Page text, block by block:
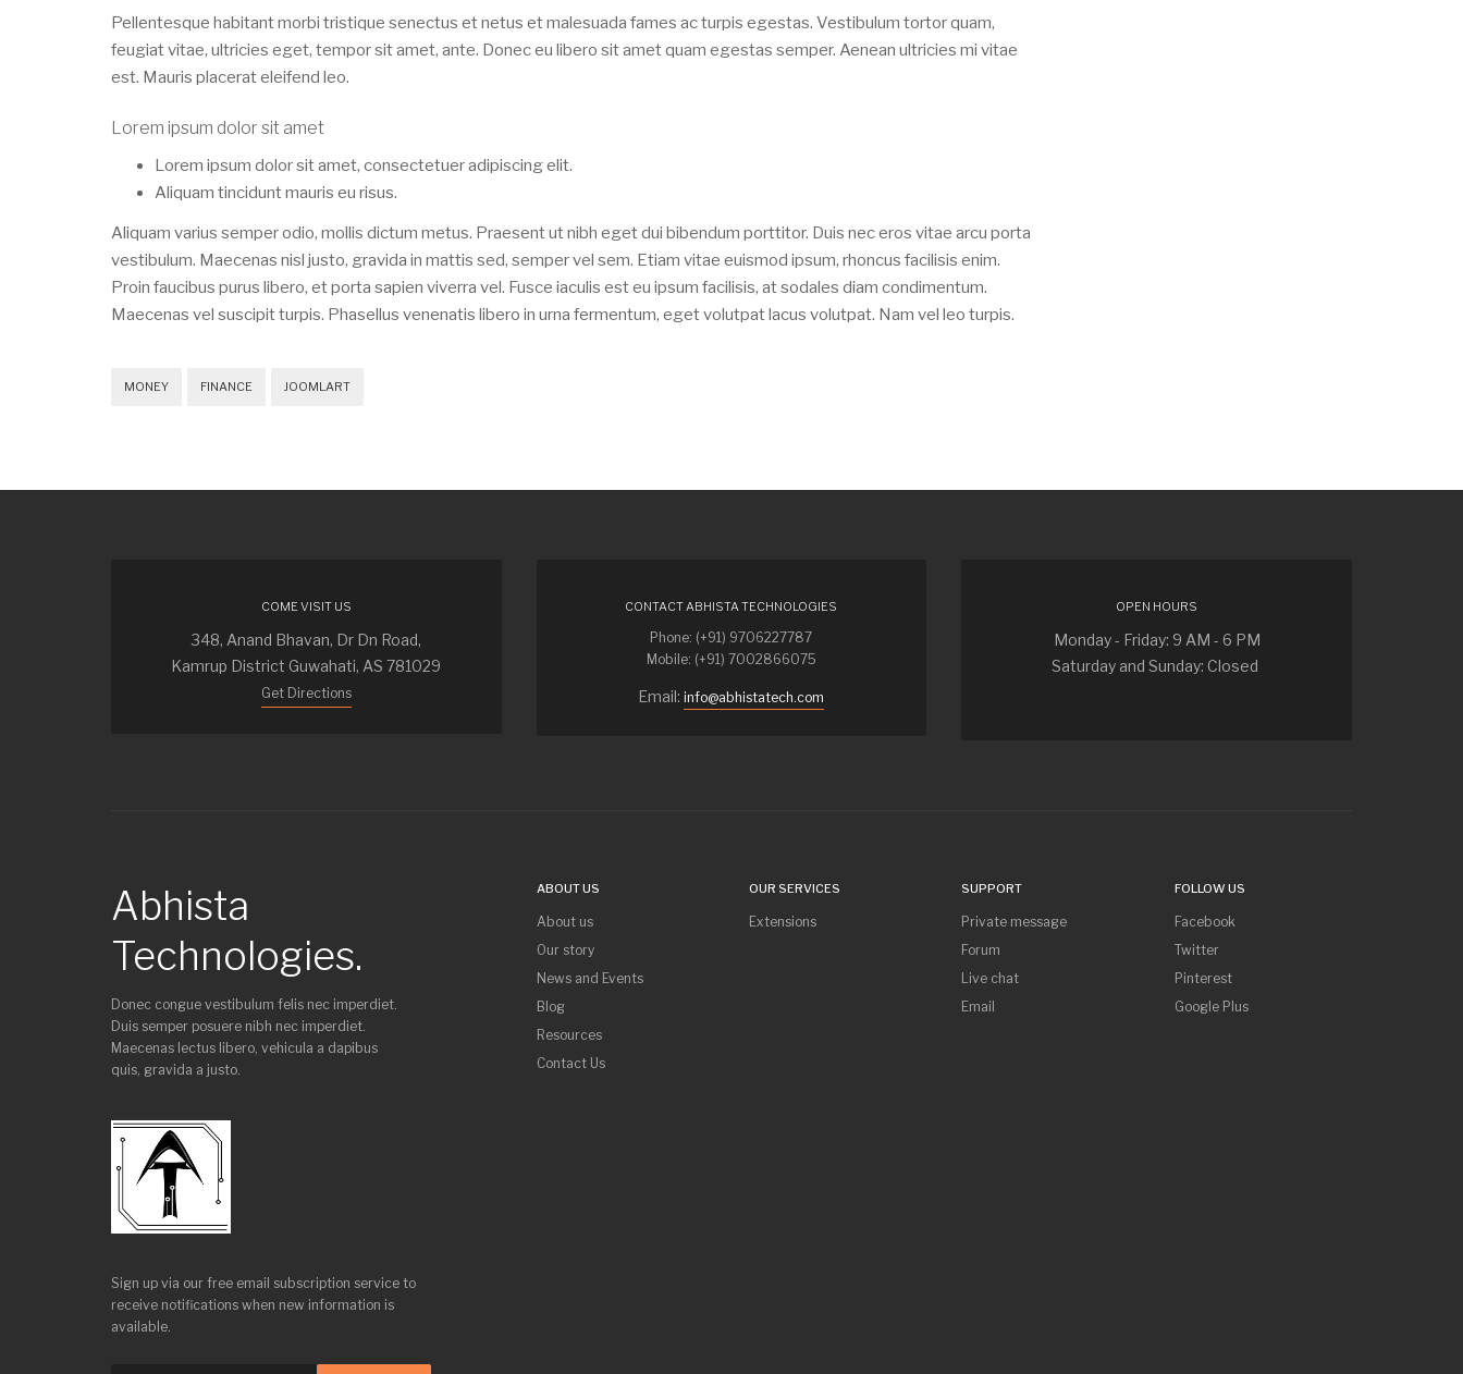
Pellentesque habitant morbi tristique senectus et netus et malesuada fames ac turpis egestas. Vestibulum tortor quam,
feugiat vitae, ultricies eget, tempor sit amet, ante. Donec eu libero sit amet quam egestas semper. Aenean ultricies mi vitae
est. Mauris placerat eleifend leo.
Lorem ipsum dolor sit amet
Lorem ipsum dolor sit amet, consectetuer adipiscing elit.
Aliquam tincidunt mauris eu risus.
Aliquam varius semper odio, mollis dictum metus. Praesent ut nibh eget dui bibendum porttitor. Duis nec eros vitae arcu porta
vestibulum. Maecenas nisl justo, gravida in mattis sed, semper vel sem. Etiam vitae euismod ipsum, rhoncus facilisis enim.
Proin faucibus purus libero, et porta sapien viverra vel. Fusce iaculis est eu ipsum facilisis, at sodales diam condimentum.
Maecenas vel suscipit turpis. Phasellus venenatis libero in urna fermentum, eget volutpat lacus volutpat. Nam vel leo turpis.
MONEY FINANCE JOOMLART
COME VISIT US
348, Anand Bhavan, Dr Dn Road,
Kamrup District Guwahati, AS 781029
Get Directions
CONTACT ABHISTA TECHNOLOGIES
Phone: (+91) 9706227787
Mobile: (+91) 7002866075
Email:info@abhistatech.com
OPEN HOURS
Monday - Friday: 9 AM - 6 PM
Saturday and Sunday: Closed
Abhista
Technologies.
Donec congue vestibulum felis nec imperdiet.
Duis semper posuere nibh nec imperdiet.
Maecenas lectus libero, vehicula a dapibus
quis, gravida a justo.
Sign up via our free email subscription service to
receive notifications when new information is
available.
ABOUT US
About us
Our story
News and Events
Blog
Resources
Contact Us
OUR SERVICES
Extensions
SUPPORT
Private message
Forum
Live chat
Email
FOLLOW US
Facebook
Twitter
Pinterest
Google Plus